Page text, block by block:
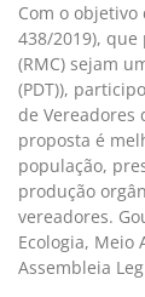
Com o objetivo
438/2019),
(RMC) sejam
(PDT)),
de Vereadores
proposta é
população,
produção
vereadores.
Ecologia, Meio
Assembleia